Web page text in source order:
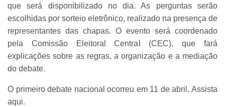
que será disponibilizado no dia. As perguntas serão
escolhidas por sorteio eletrônico, realizado na presença de
representantes das chapas. O evento será coordenado
pela Comissão Eleitoral Central (CEC), que fará
explicações sobre as regras, a organização e a mediação
do debate.
O primeiro debate nacional ocorreu em 11 de abril. Assista
aqui.